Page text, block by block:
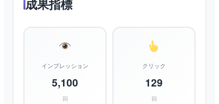
成果指標
インプレッション
5,100
回
クリック
129
回